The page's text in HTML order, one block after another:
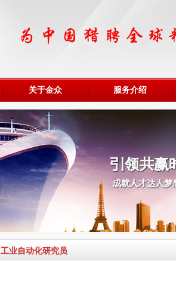
关于金众 服务介绍
工业自动化研究员